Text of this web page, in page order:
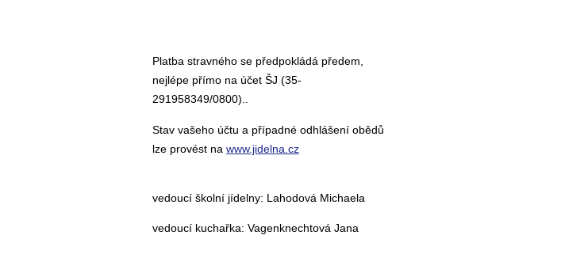
Platba stravného se předpokládá předem,
nejlépe přímo na účet ŠJ (35-
291958349/0800)..
Stav vašeho účtu a případné odhlášení obědů
lze provést na www.jidelna.cz
vedoucí školní jídelny: Lahodová Michaela
vedoucí kuchařka: Vagenknechtová Jana